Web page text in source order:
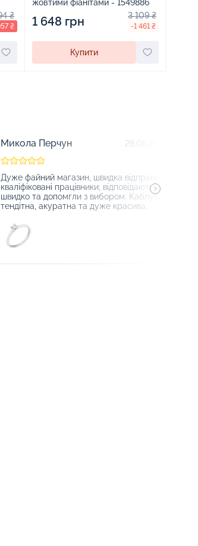
₴
₴
жовтими фіанітами - 1549886
1 648 грн 3 109 ₴
-1 461 ₴
Купити
Микола Перчун 28.06.2026
Дуже файний магазин, швидка відправка,
кваліфіковані працівники, відповідають
швидко та допомгли з вибором. Каблучка
тендітна, акуратна та дуже красива.